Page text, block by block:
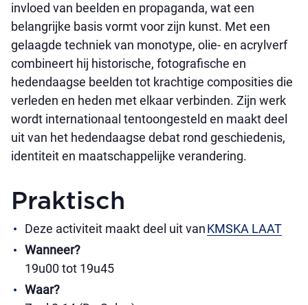
invloed van beelden en propaganda, wat een
belangrijke basis vormt voor zijn kunst. Met een
gelaagde techniek van monotype, olie- en acrylverf
combineert hij historische, fotografische en
hedendaagse beelden tot krachtige composities die
verleden en heden met elkaar verbinden. Zijn werk
wordt internationaal tentoongesteld en maakt deel
uit van het hedendaagse debat rond geschiedenis,
identiteit en maatschappelijke verandering.
Praktisch
Deze activiteit maakt deel uit vanKMSKA LAAT
Wanneer?
19u00 tot 19u45
Waar?